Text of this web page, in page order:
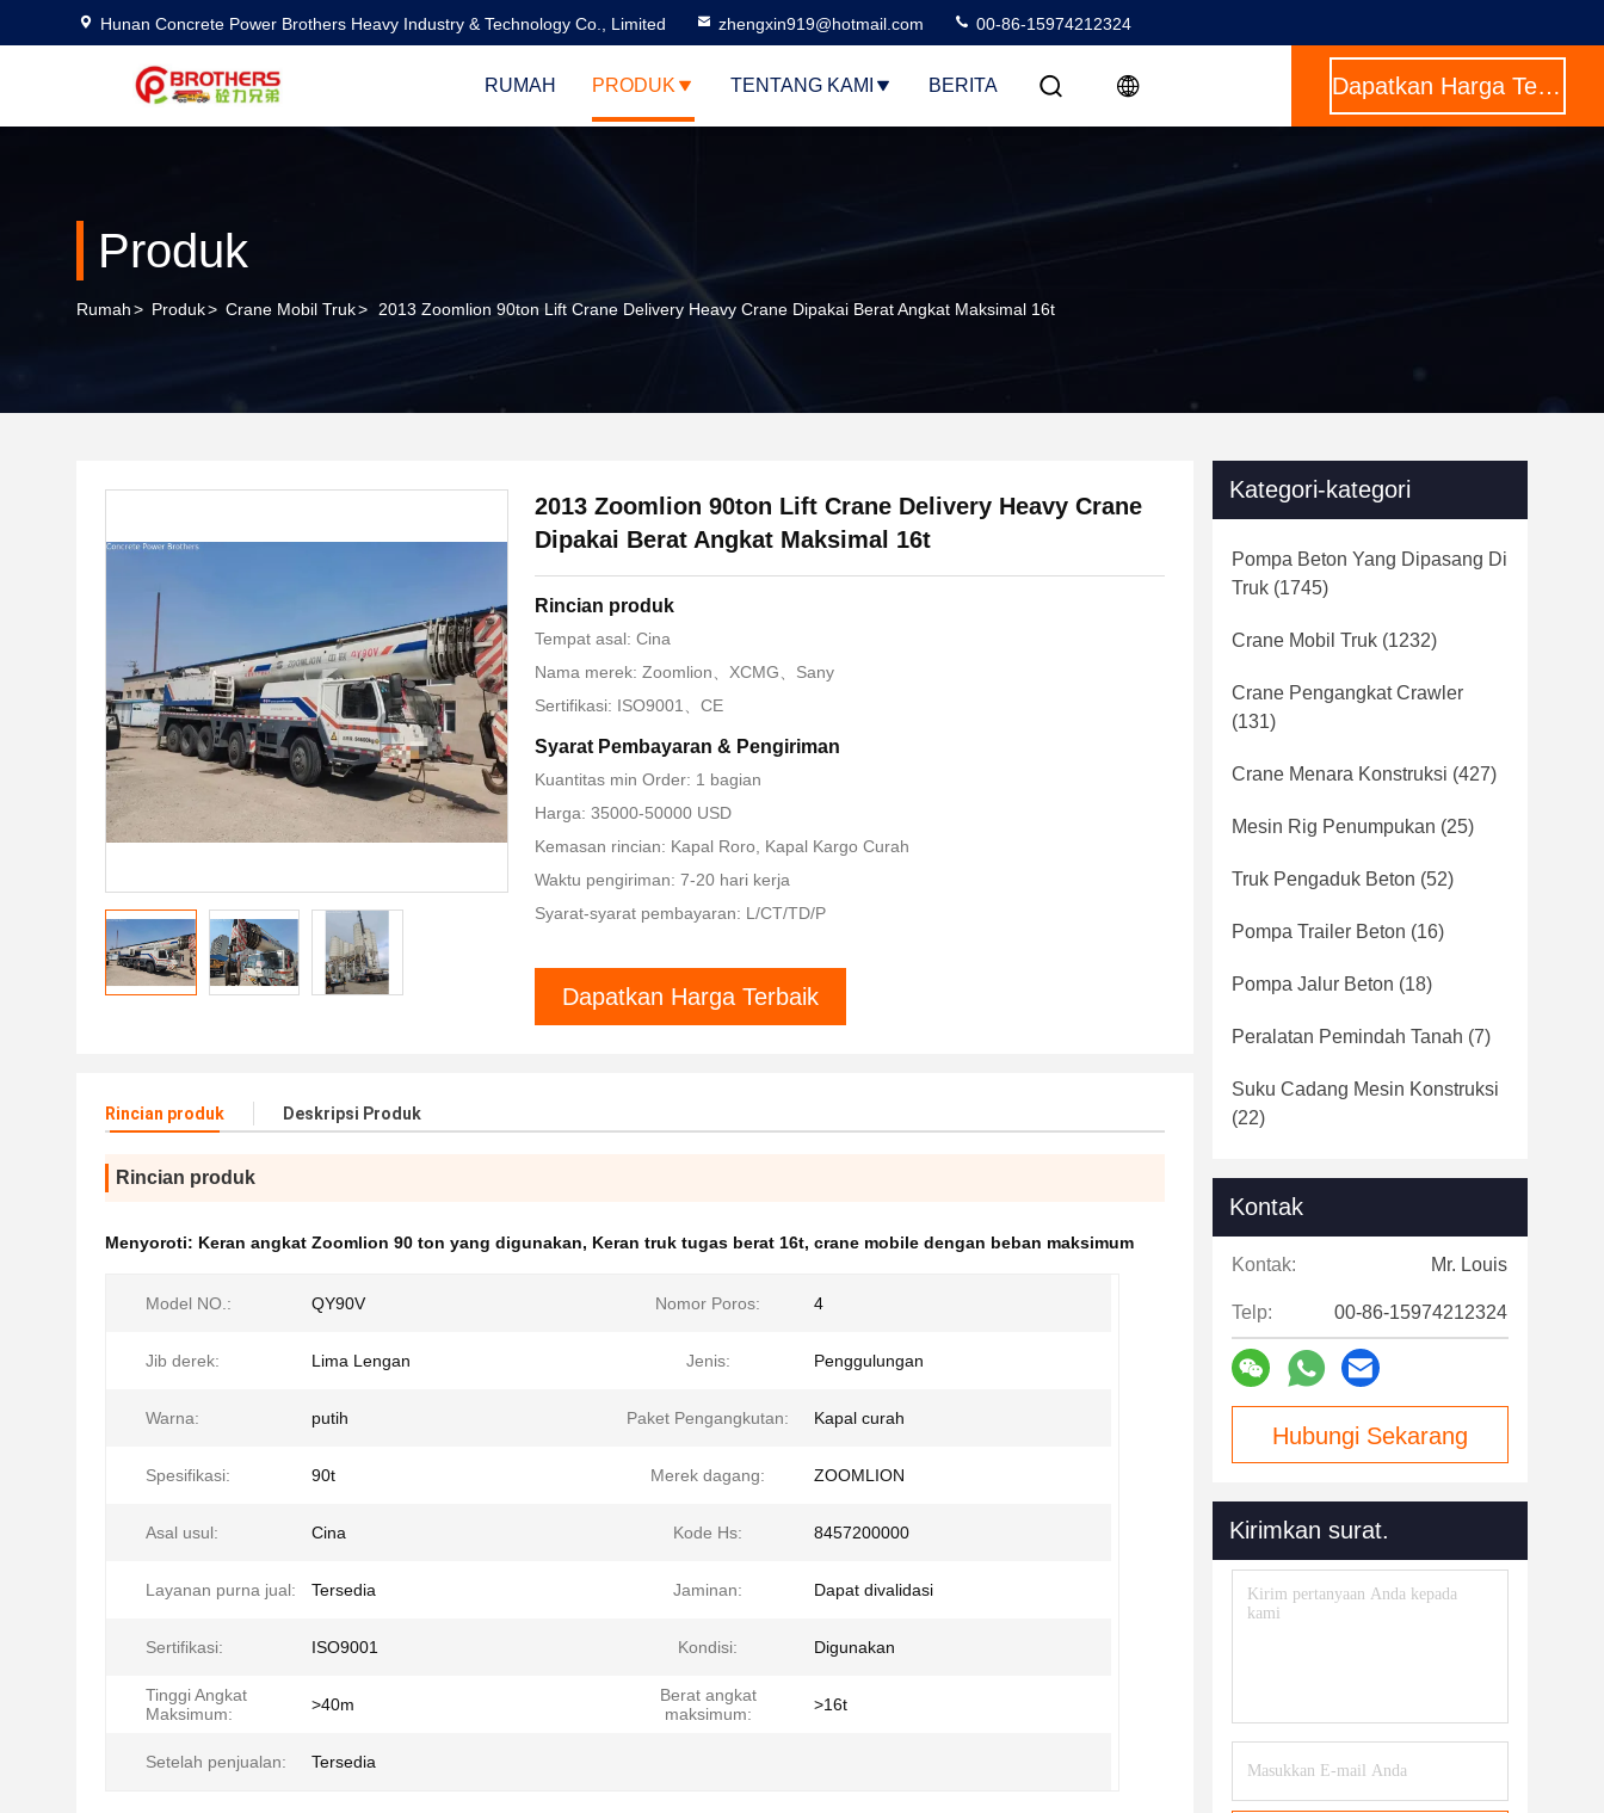
Hunan Concrete Power Brothers Heavy Industry & Technology Co., Limited zhengxin919@hotmail.com 00-86-15974212324
RUMAH PRODUK TENTANG KAMI BERITA Dapatkan Harga Terbaik
Produk
Rumah> Produk> Crane Mobil Truk> 2013 Zoomlion 90ton Lift Crane Delivery Heavy Crane Dipakai Berat Angkat Maksimal 16t
2013 Zoomlion 90ton Lift Crane Delivery Heavy Crane
Dipakai Berat Angkat Maksimal 16t
Rincian produk
Tempat asal: Cina
Nama merek: Zoomlion、XCMG、Sany
Sertifikasi: ISO9001、CE
Syarat Pembayaran & Pengiriman
Kuantitas min Order: 1 bagian
Harga: 35000-50000 USD
Kemasan rincian: Kapal Roro, Kapal Kargo Curah
Waktu pengiriman: 7-20 hari kerja
Syarat-syarat pembayaran: L/CT/TD/P
Dapatkan Harga Terbaik
Rincian produk Deskripsi Produk
Rincian produk
Menyoroti: Keran angkat Zoomlion 90 ton yang digunakan, Keran truk tugas berat 16t, crane mobile dengan beban maksimum
Model NO.: QY90V Nomor Poros: 4
Jib derek: Lima Lengan Jenis: Penggulungan
Warna: putih Paket Pengangkutan: Kapal curah
Spesifikasi: 90t Merek dagang: ZOOMLION
Asal usul: Cina Kode Hs: 8457200000
Layanan purna jual: Tersedia Jaminan: Dapat divalidasi
Sertifikasi: ISO9001 Kondisi: Digunakan
Tinggi Angkat
Maksimum:
>40m
Berat angkat
maksimum:
>16t
Setelah penjualan: Tersedia
Kategori-kategori
Pompa Beton Yang Dipasang Di
Truk (1745)
Crane Mobil Truk (1232)
Crane Pengangkat Crawler
(131)
Crane Menara Konstruksi (427)
Mesin Rig Penumpukan (25)
Truk Pengaduk Beton (52)
Pompa Trailer Beton (16)
Pompa Jalur Beton (18)
Peralatan Pemindah Tanah (7)
Suku Cadang Mesin Konstruksi
(22)
Kontak
Kontak: Mr. Louis
Telp: 00-86-15974212324
Hubungi Sekarang
Kirimkan surat.